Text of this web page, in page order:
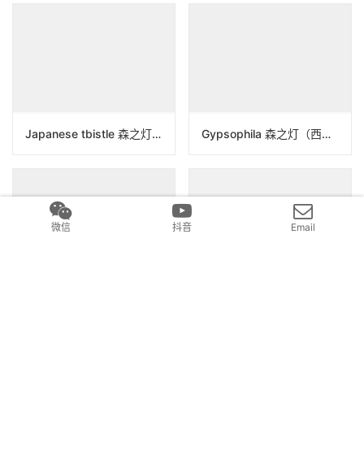
Japanese tbistle 森之灯（西别府久幸）N25B016 Gypsophila 森之灯（西别府久幸）N24B208
微信 抖音 Email